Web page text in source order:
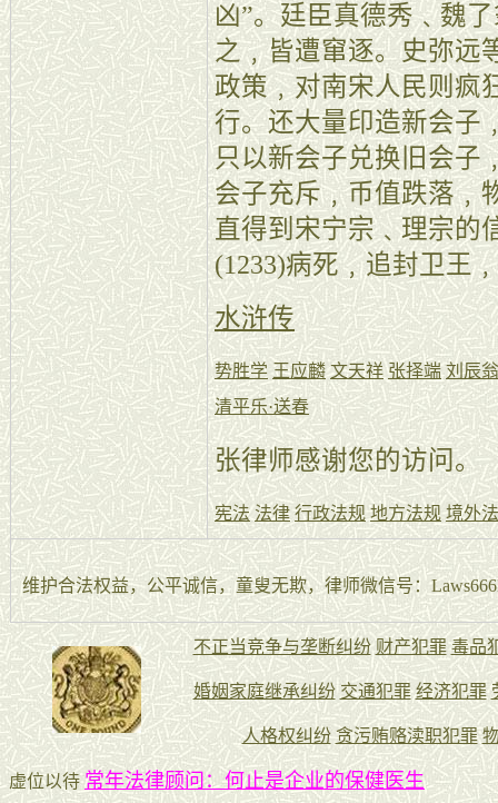
凶”。廷臣真德秀﹑魏
之﹐皆遭窜逐。史弥远
政策﹐对南宋人民则疯
行。还大量印造新会子
只以新会子兑换旧会子
会子充斥﹐币值跌落﹐
直得到宋宁宗﹑理宗的
(1233)病死﹐追封卫王
水浒传
势胜学 王应麟 文天祥 张择端 刘辰翁
清平乐·送春
张律师感谢您的访问。
宪法 法律 行政法规 地方法规 境外
维护合法权益，公平诚信，童叟无欺，律师微信号：
虚位以待常年法律顾问：何止是企业的保健医生